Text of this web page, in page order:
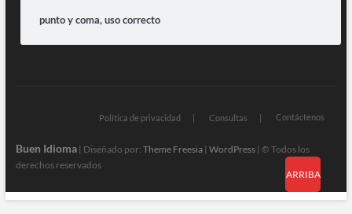
punto y coma, uso correcto
Política de privacidad Consultas Contáctenos
Buen Idioma| Diseñado por: Theme Freesia| WordPress| © Todos los
derechos reservados
ARRIBA